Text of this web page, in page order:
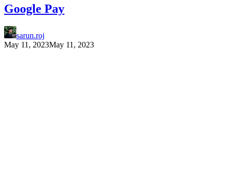
Google Pay
sarun.roj
May 11, 2023May 11, 2023